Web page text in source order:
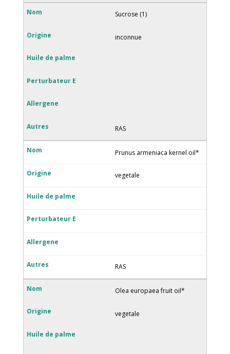
Sucrose (1)
inconnue
RAS
Prunus armeniaca kernel oil*
vegetale
RAS
Olea europaea fruit oil*
vegetale